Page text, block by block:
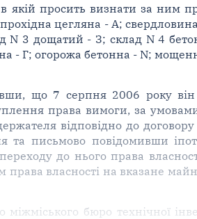
просить визнати за ним
цегляна - А;
N 3 дощатий - З; склад N 4
- Г; огорожа бетонна - N;
що 7 серпня 2006 року
права вимоги, за
відповідно до
та письмово повідомивши
до нього права
права власності на вказане
бюро технічної